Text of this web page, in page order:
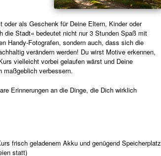
oder als Geschenk für Deine Eltern, Kinder oder
die Stadt« bedeutet nicht nur 3 Stunden Spaß mit
Handy-Fotografen, sondern auch, dass sich die
verändern werden! Du wirst Motive erkennen,
vielleicht vorbei gelaufen wärst und Deine
maßgeblich verbessern.
Erinnerungen an die Dinge, die Dich wirklich
frisch geladenem Akku und genügend Speicherplatz
statt)